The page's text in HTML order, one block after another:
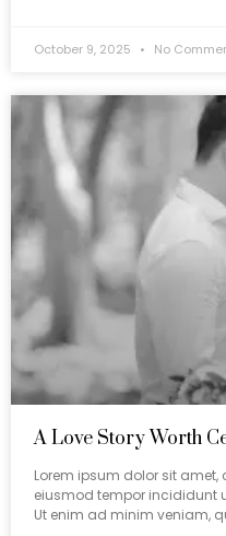
October 9, 2025 No
A Love Story Worth
Lorem ipsum dolor sit
eiusmod tempor incididunt
Ut enim ad minim veniam,